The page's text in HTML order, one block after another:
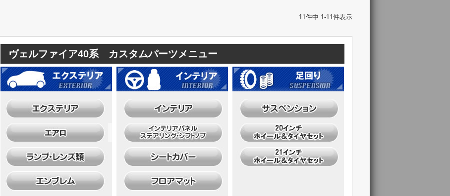
11件中 1-11件表示
ヴェルファイア40系 カスタムパーツメニュー